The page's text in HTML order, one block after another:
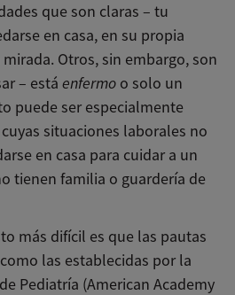
que son claras – tu
en casa, en su propia
Otros, sin embargo, son
– está enfermo o solo un
puede ser especialmente
situaciones laborales no
en casa para cuidar a un
tienen familia o guardería de
más difícil es que las pautas
las establecidas por la
Pediatría (American Academy